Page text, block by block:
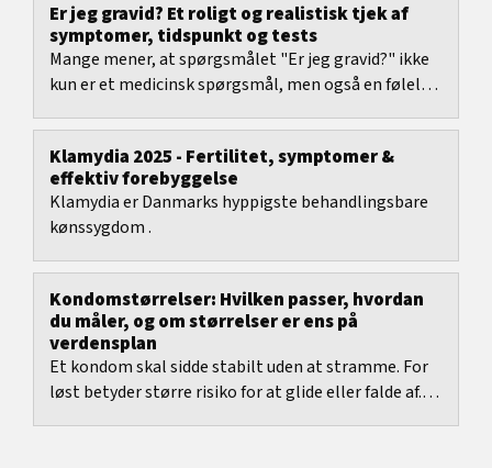
Er jeg gravid? Et roligt og realistisk tjek af
symptomer, tidspunkt og tests
Mange mener, at spørgsmålet "Er jeg gravid?" ikke
kun er et medicinsk spørgsmål, men også en følelse:
Klamydia 2025 - Fertilitet, symptomer &
effektiv forebyggelse
Klamydia er Danmarks hyppigste behandlingsbare
kønssygdom .
Kondomstørrelser: Hvilken passer, hvordan
du måler, og om størrelser er ens på
verdensplan
Et kondom skal sidde stabilt uden at stramme. For
løst betyder større risiko for at glide eller falde af.